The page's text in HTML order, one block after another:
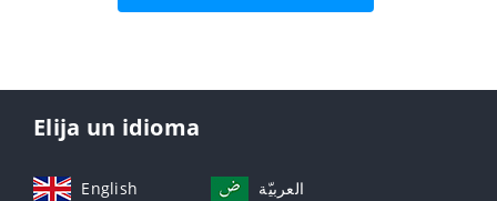
Elija un idioma
English العربيّة